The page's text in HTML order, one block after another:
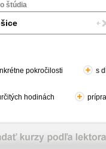
štúdia
pokročilosti s
hodinách